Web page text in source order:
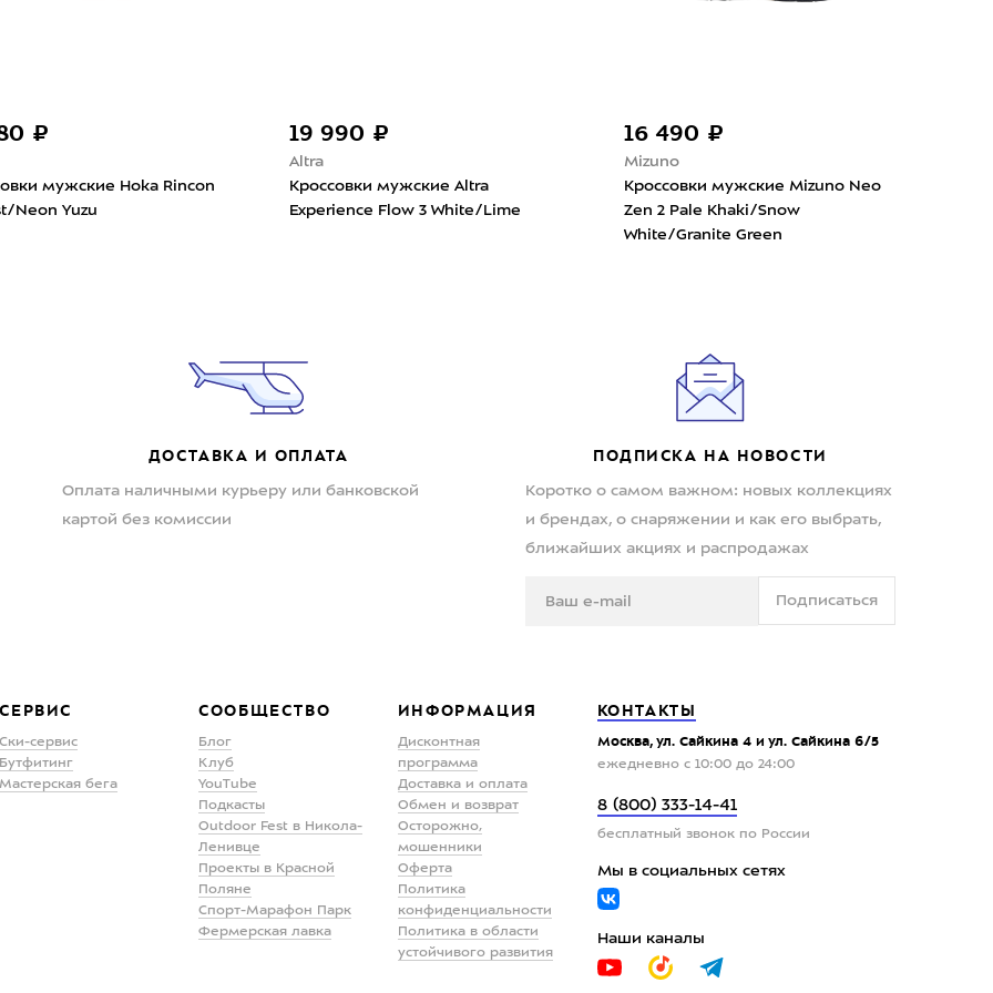
Neo
Кроссовки мужские Anta Guanjun
Кроссовки мужские Nike Pegasus
Plus White/Black/Bright
Кроссовки мужские Altra
2 Black
ДОСТАВКА И ОПЛАТА
Оплата наличными курьеру или банковской
картой без комиссии
ПОДПИСКА НА НОВОСТИ
Коротко о самом важном: новых коллекциях
и брендах, о снаряжении и как его выбрать,
ближайших акциях и распродажах
Подписаться
СЕРВИС
Ски-сервис
Бутфитинг
Мастерская бега
СООБЩЕСТВО
Блог
Клуб
YouTube
Подкасты
Outdoor Fest в Никола-
Ленивце
Проекты в Красной
Поляне
Спорт-Марафон Парк
Фермерская лавка
ИНФОРМАЦИЯ
Дисконтная
программа
Доставка и оплата
Обмен и возврат
Осторожно,
мошенники
Оферта
Политика
конфиденциальности
Политика в области
устойчивого развития
КОНТАКТЫ
Москва, ул. Сайкина 4 и ул. Сайкина 6/5
ежедневно с 10:00 до 24:00
8 (800) 333-14-41
бесплатный звонок по России
Мы в социальных сетях
Наши каналы